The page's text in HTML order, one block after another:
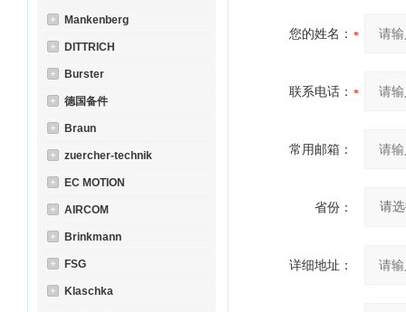
Mankenberg
DITTRICH
Burster
德国备件
Braun
zuercher-technik
EC MOTION
AIRCOM
Brinkmann
FSG
Klaschka
您的姓名：
联系电话：
常用邮箱：
省份：
详细地址：